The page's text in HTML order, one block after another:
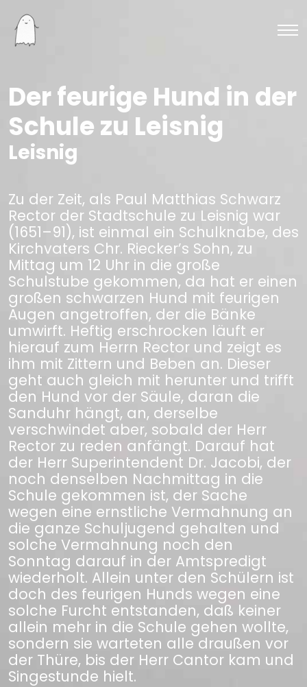
Der feurige Hund in der
Schule zu Leisnig
Leisnig
Zu der Zeit, als Paul Matthias Schwarz
Rector der Stadtschule zu Leisnig war
(1651–91), ist einmal ein Schulknabe, des
Kirchvaters Chr. Riecker’s Sohn, zu
Mittag um 12 Uhr in die große
Schulstube gekommen, da hat er einen
großen schwarzen Hund mit feurigen
Augen angetroffen, der die Bänke
umwirft. Heftig erschrocken läuft er
hierauf zum Herrn Rector und zeigt es
ihm mit Zittern und Beben an. Dieser
geht auch gleich mit herunter und trifft
den Hund vor der Säule, daran die
Sanduhr hängt, an, derselbe
verschwindet aber, sobald der Herr
Rector zu reden anfängt. Darauf hat
der Herr Superintendent Dr. Jacobi, der
noch denselben Nachmittag in die
Schule gekommen ist, der Sache
wegen eine ernstliche Vermahnung an
die ganze Schuljugend gehalten und
solche Vermahnung noch den
Sonntag darauf in der Amtspredigt
wiederholt. Allein unter den Schülern ist
doch des feurigen Hunds wegen eine
solche Furcht entstanden, daß keiner
allein mehr in die Schule gehen wollte,
sondern sie warteten alle draußen vor
der Thüre, bis der Herr Cantor kam und
Singestunde hielt.